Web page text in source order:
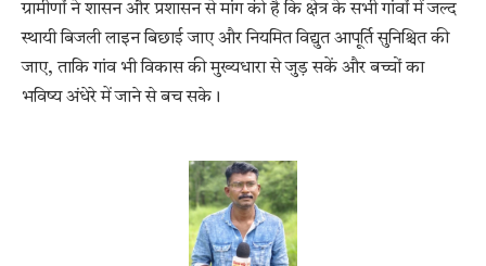
ग्रामीणों ने शासन और प्रशासन से मांग की है कि क्षेत्र के सभी गांवों में जल्द
स्थायी बिजली लाइन बिछाई जाए और नियमित विद्युत आपूर्ति सुनिश्चित की
जाए, ताकि गांव भी विकास की मुख्यधारा से जुड़ सकें और बच्चों का
भविष्य अंधेरे में जाने से बच सके।